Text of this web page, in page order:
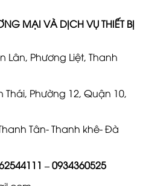
MẠI VÀ DỊCH VỤ THIẾT BỊ
Lân, Phương Liệt, Thanh
Thái, Phường 12, Quận 10,
Tân- Thanh khê- Đà
–0934360525